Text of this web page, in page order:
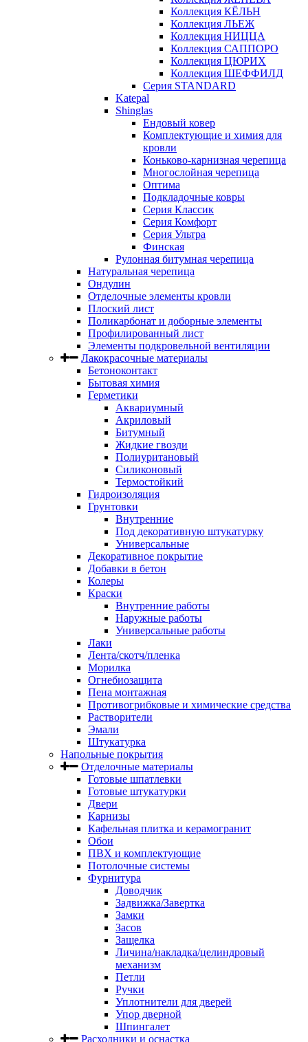
Коллекция КЁЛЬН
Коллекция ЛЬЕЖ
Коллекция НИЦЦА
Коллекция САППОРО
Коллекция ЦЮРИХ
Коллекция ШЕФФИЛД
Серия STANDARD
Katepal
Shinglas
Ендовый ковер
Комплектующие и химия для
кровли
Коньково-карнизная черепица
Многослойная черепица
Оптима
Подкладочные ковры
Серия Классик
Серия Комфорт
Серия Ультра
Финская
Рулонная битумная черепица
Натуральная черепица
Ондулин
Отделочные элементы кровли
Плоский лист
Поликарбонат и доборные элементы
Профилированный лист
Элементы подкровельной вентиляции
Лакокрасочные материалы
Бетоноконтакт
Бытовая химия
Герметики
Аквариумный
Акриловый
Битумный
Жидкие гвозди
Полиуритановый
Силиконовый
Термостойкий
Гидроизоляция
Грунтовки
Внутренние
Под декоративную штукатурку
Универсальные
Декоративное покрытие
Добавки в бетон
Колеры
Краски
Внутренние работы
Наружные работы
Универсальные работы
Лаки
Лента/скотч/пленка
Морилка
Огнебиозащита
Пена монтажная
Противогрибковые и химические средства
Растворители
Эмали
Штукатурка
Напольные покрытия
Отделочные материалы
Готовые шпатлевки
Готовые штукатурки
Двери
Карнизы
Кафельная плитка и керамогранит
Обои
ПВХ и комплектующие
Потолочные системы
Фурнитура
Доводчик
Задвижка/Завертка
Замки
Засов
Защелка
Личина/накладка/целиндровый
механизм
Петли
Ручки
Уплотнители для дверей
Упор дверной
Шпингалет
Расходники и оснастка